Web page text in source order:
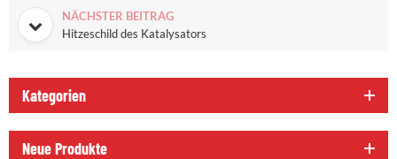
NÄCHSTER BEITRAG
Hitzeschild des Katalysators
Kategorien
Neue Produkte